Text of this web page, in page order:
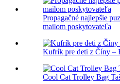
Propagačné najlepšie
mailom poskytovateľa
Kufrík pre deti z Číny –
Cool Cat Trolley Bag